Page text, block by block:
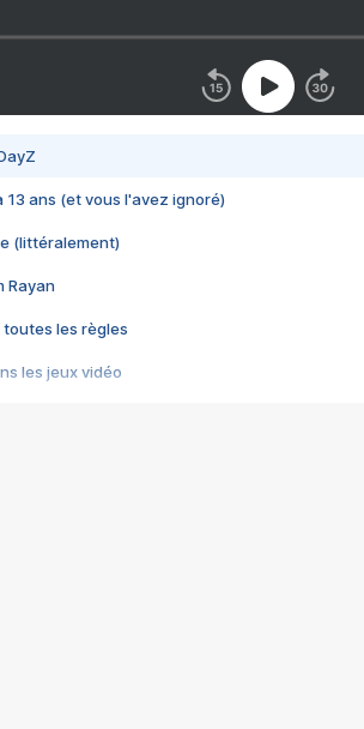
13 ans (et vous l'avez ignoré)
(littéralement)
Rayan
toutes les règles
les jeux vidéo